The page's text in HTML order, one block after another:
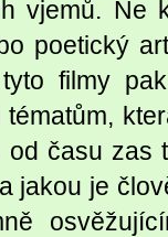
vjemů. Ne
poetický
filmy
času zas
jakou je